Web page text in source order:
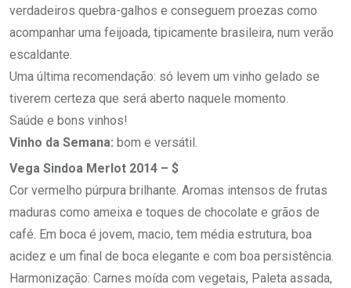
verdadeiros quebra-galhos e conseguem proezas como
acompanhar uma feijoada, tipicamente brasileira, num verão
escaldante.
Uma última recomendação: só levem um vinho gelado se
tiverem certeza que será aberto naquele momento.
Saúde e bons vinhos!
Vinho da Semana: bom e versátil.
Vega Sindoa Merlot 2014 – $
Cor vermelho púrpura brilhante. Aromas intensos de frutas
maduras como ameixa e toques de chocolate e grãos de
café. Em boca é jovem, macio, tem média estrutura, boa
acidez e um final de boca elegante e com boa persistência.
Harmonização: Carnes moída com vegetais, Paleta assada,